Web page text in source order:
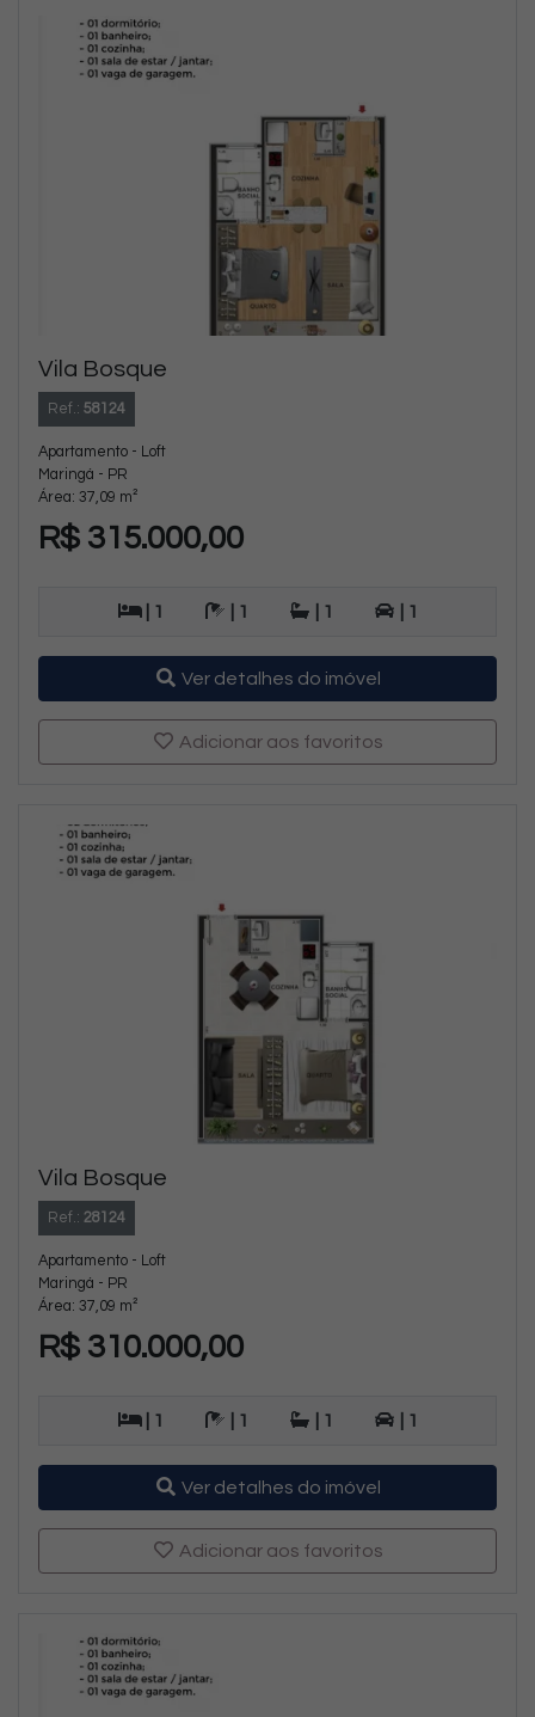
Vila Bosque
Ref.: 58124
Apartamento - Loft
Maringá - PR
Área: 37,09 m²
R$ 315.000,00
| 1 | 1 | 1 | 1
Ver detalhes do imóvel
Adicionar aos favoritos
Vila Bosque
Ref.: 28124
Apartamento - Loft
Maringá - PR
Área: 37,09 m²
R$ 310.000,00
| 1 | 1 | 1 | 1
Ver detalhes do imóvel
Adicionar aos favoritos